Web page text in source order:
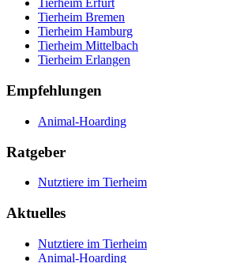
Tierheim Erfurt
Tierheim Bremen
Tierheim Hamburg
Tierheim Mittelbach
Tierheim Erlangen
Empfehlungen
Animal-Hoarding
Ratgeber
Nutztiere im Tierheim
Aktuelles
Nutztiere im Tierheim
Animal-Hoarding